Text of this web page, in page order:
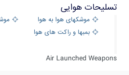
تسلیحات هوایی
موشکهای هوا به هوا
بمبها و راکت های هوایی
Air Launched Weapons